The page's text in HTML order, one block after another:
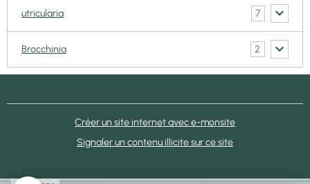
utricularia 7
Brocchinia 2
Créer un site internet avec e-monsite
Signaler un contenu illicite sur ce site